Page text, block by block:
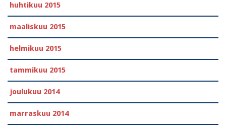
huhtikuu 2015
maaliskuu 2015
helmikuu 2015
tammikuu 2015
joulukuu 2014
marraskuu 2014